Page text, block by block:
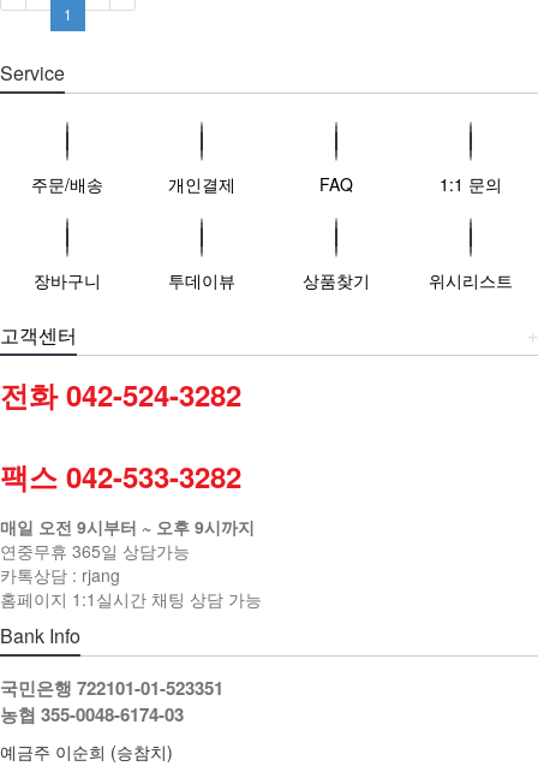
1
Service
주문/배송 개인결제 FAQ 1:1 문의
장바구니 투데이뷰 상품찾기 위시리스트
+
고객센터
전화 042-524-3282
팩스 042-533-3282
매일 오전 9시부터 ~ 오후 9시까지
연중무휴 365일 상담가능
카톡상담 : rjang
홈페이지 1:1실시간 채팅 상담 가능
Bank Info
국민은행 722101-01-523351
농협 355-0048-6174-03
예금주 이순희 (승참치)